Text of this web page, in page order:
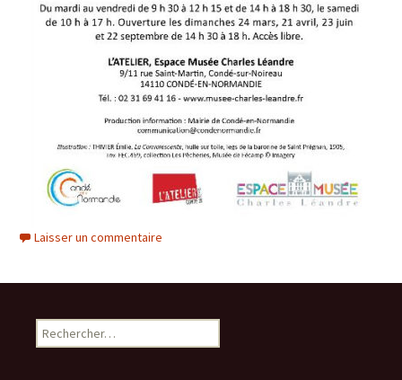
Laisser un commentaire
Rechercher :